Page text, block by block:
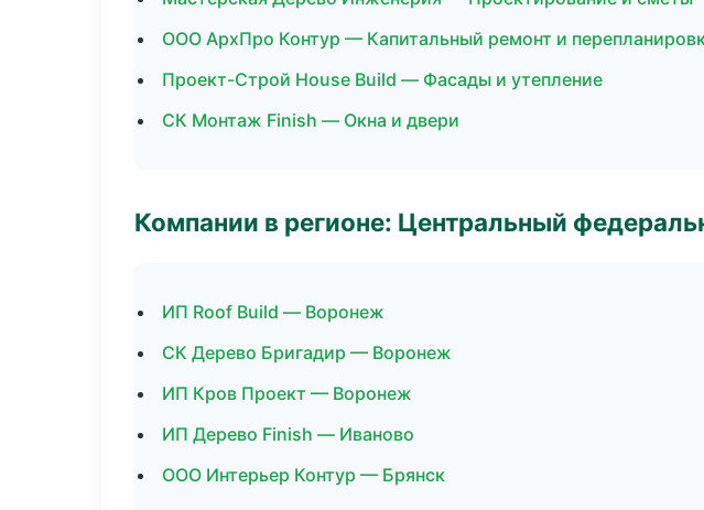
ООО АрхПро Контур — Капитальный ремонт и
Проект-Строй House Build — Фасады и утепление
СК Монтаж Finish — Окна и двери
Компании в регионе: Центральный
ИП Roof Build — Воронеж
СК Дерево Бригадир — Воронеж
ИП Кров Проект — Воронеж
ИП Дерево Finish — Иваново
ООО Интерьер Контур — Брянск